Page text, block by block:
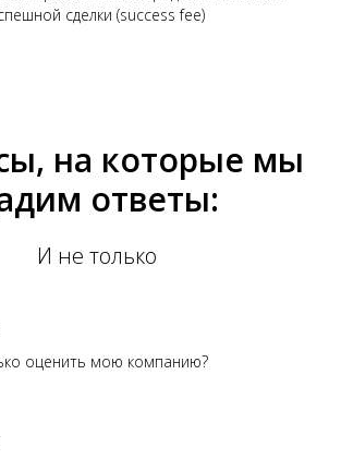
сделки (sucсess fee)
на которые мы
ответы:
И не только
оценить мою компанию?